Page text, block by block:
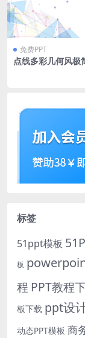
免费PPT
点线多彩几何风极
标签
51ppt模板
板
程 PPT教程
板下载 ppt设
动态PPT模板 商